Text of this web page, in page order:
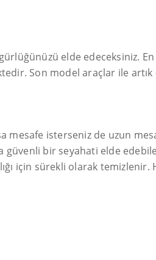
elde edeceksiniz. En
Son model araçlar ile
mesafe isterseniz de uzun
bir seyahati elde
için sürekli olarak temizlenir.